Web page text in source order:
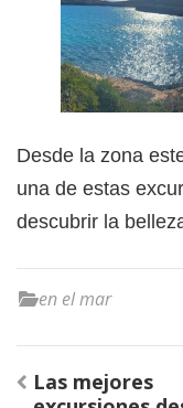
Desde la zona
una de estas
descubrir la
en el mar
Navegación
Las mejores